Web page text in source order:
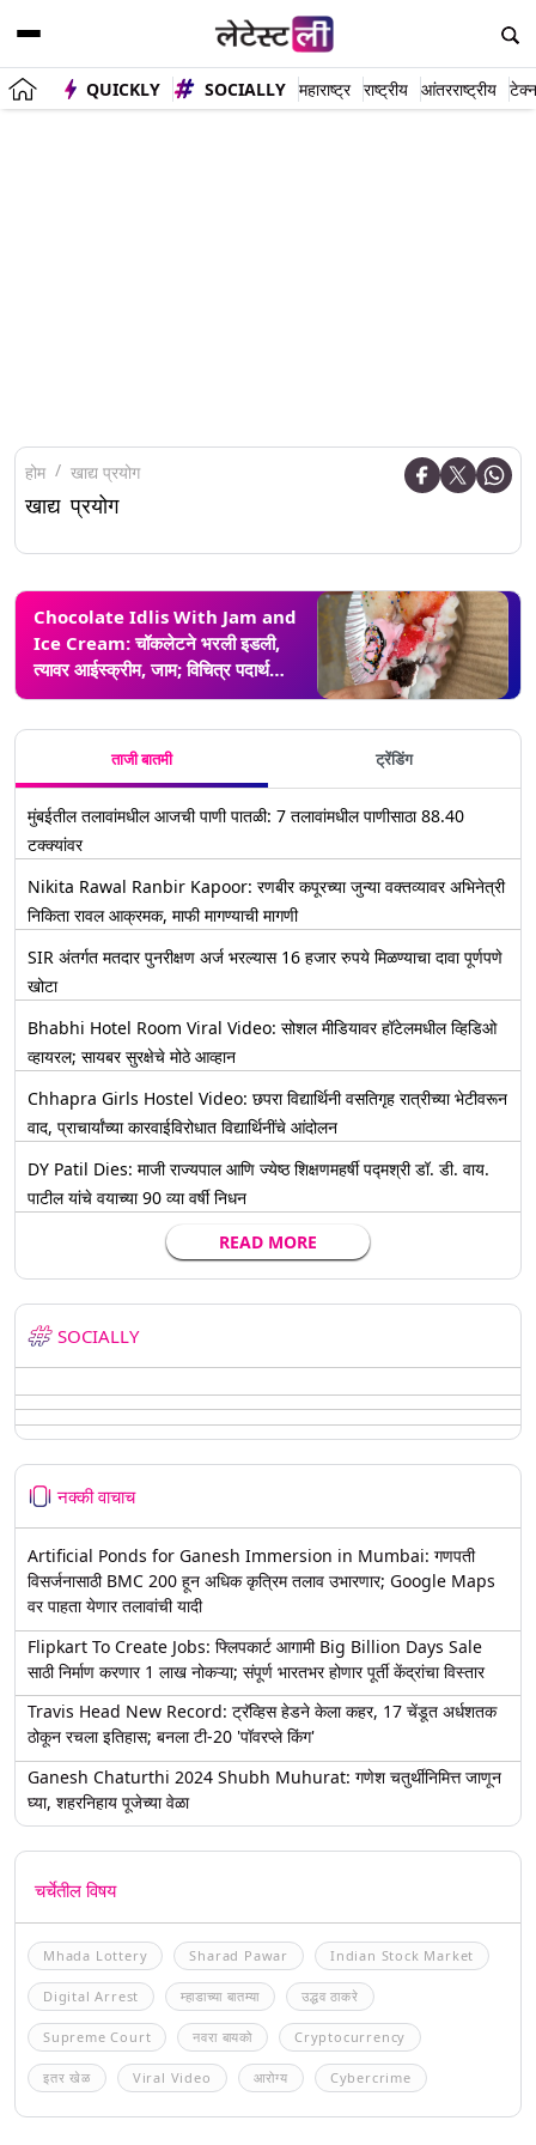
QUICKLY SOCIALLY महाराष्ट्र राष्ट्रीय आंतरराष्ट्रीय
होम खाद्य प्रयोग
खाद्य प्रयोग
Chocolate Idlis With Jam and
Ice Cream: चॉकलेटने भरली इडली,
त्यावर आईस्क्रीम, जाम; विचित्र पदार्थ
सोशल मीडियावर व्हायरल
ताजी बातमी ट्रेंडिंग
मुंबईतील तलावांमधील आजची पाणी पातळी: 7 तलावांमधील पाणीसाठा 88.40
टक्क्यांवर
Nikita Rawal Ranbir Kapoor: रणबीर कपूरच्या जुन्या वक्तव्यावर अभिनेत्री
निकिता रावल आक्रमक, माफी मागण्याची मागणी
SIR अंतर्गत मतदार पुनरीक्षण अर्ज भरल्यास 16 हजार रुपये मिळण्याचा दावा पूर्णपणे
खोटा
Bhabhi Hotel Room Viral Video: सोशल मीडियावर हॉटेलमधील व्हिडिओ
व्हायरल; सायबर सुरक्षेचे मोठे आव्हान
Chhapra Girls Hostel Video: छपरा विद्यार्थिनी वसतिगृह रात्रीच्या भेटीवरून
वाद, प्राचार्यांच्या कारवाईविरोधात विद्यार्थिनींचे आंदोलन
DY Patil Dies: माजी राज्यपाल आणि ज्येष्ठ शिक्षणमहर्षी पद्मश्री डॉ. डी. वाय.
पाटील यांचे वयाच्या 90 व्या वर्षी निधन
READ MORE
SOCIALLY
नक्की वाचाच
Artificial Ponds for Ganesh Immersion in Mumbai: गणपती
विसर्जनासाठी BMC 200 हून अधिक कृत्रिम तलाव उभारणार; Google Maps
वर पाहता येणार तलावांची यादी
Flipkart To Create Jobs: फ्लिपकार्ट आगामी Big Billion Days Sale
साठी निर्माण करणार 1 लाख नोकऱ्या; संपूर्ण भारतभर होणार पूर्ती केंद्रांचा विस्तार
Travis Head New Record: ट्रॅव्हिस हेडने केला कहर, 17 चेंडूत अर्धशतक
ठोकून रचला इतिहास; बनला टी-20 'पॉवरप्ले किंग'
Ganesh Chaturthi 2024 Shubh Muhurat: गणेश चतुर्थीनिमित्त जाणून
घ्या, शहरनिहाय पूजेच्या वेळा
चर्चेतील विषय
Mhada Lottery Sharad Pawar Indian Stock Market
Digital Arrest म्हाडाच्या बातम्या उद्धव ठाकरे
Supreme Court नवरा बायको Cryptocurrency
इतर खेळ Viral Video आरोग्य Cybercrime